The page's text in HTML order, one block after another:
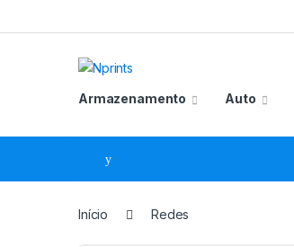
para
para
Armazenamento Auto
Início Redes